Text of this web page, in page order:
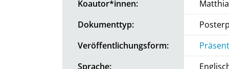
Koautor*innen:
Dokumenttyp:
Veröffentlichungsform:
Sprache: